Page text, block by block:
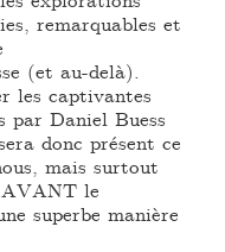
remarquables et
(et au-delà).
les captivantes
par Daniel Buess
donc présent ce
mais surtout
le
superbe manière